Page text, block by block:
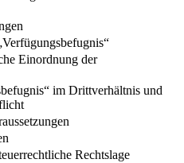
Einordnung der
im Drittverhältnis und
Rechtslage